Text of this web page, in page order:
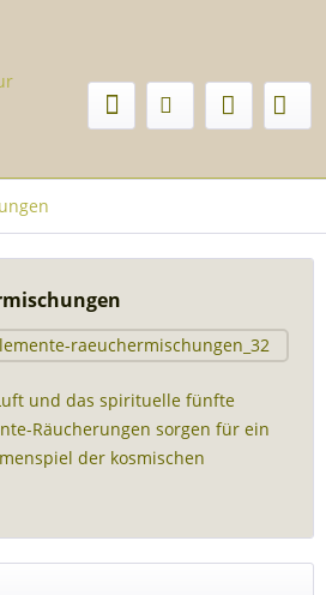
und das spirituelle fünfte
Räucherungen sorgen für ein
der kosmischen